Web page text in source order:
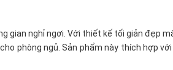
gian nghỉ ngơi. Với thiết kế tối giản đẹp
phòng ngủ. Sản phẩm này thích hợp